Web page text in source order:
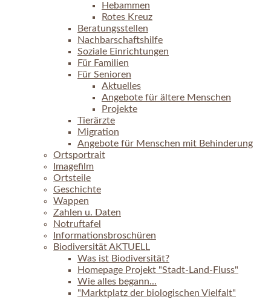
Hebammen
Rotes Kreuz
Beratungsstellen
Nachbarschaftshilfe
Soziale Einrichtungen
Für Familien
Für Senioren
Aktuelles
Angebote für ältere Menschen
Projekte
Tierärzte
Migration
Angebote für Menschen mit Behinderung
Ortsportrait
Imagefilm
Ortsteile
Geschichte
Wappen
Zahlen u. Daten
Notruftafel
Informationsbroschüren
Biodiversität AKTUELL
Was ist Biodiversität?
Homepage Projekt "Stadt-Land-Fluss"
Wie alles begann...
"Marktplatz der biologischen Vielfalt"